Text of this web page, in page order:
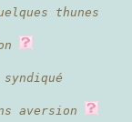
thunes
aversion